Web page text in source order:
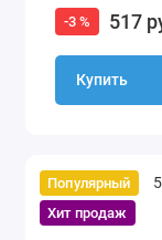
-3 % 517
Купить
Популярный
Хит продаж